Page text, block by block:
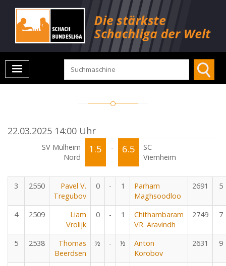
22.03.2025 14:00 Uhr
SV Mülheim
Nord
1.5 - 6.5
SC
Viernheim
3 2550
Pavel V.
Tregubov
0 - 1
Parham
Maghsoodloo
2691 5
4 2509
Liam
Vrolijk
0 - 1
Chithambaram
VR. Aravindh
2749 7
5 2538
Thomas
Beerdsen
½ - ½
Anton
Korobov
2631 9